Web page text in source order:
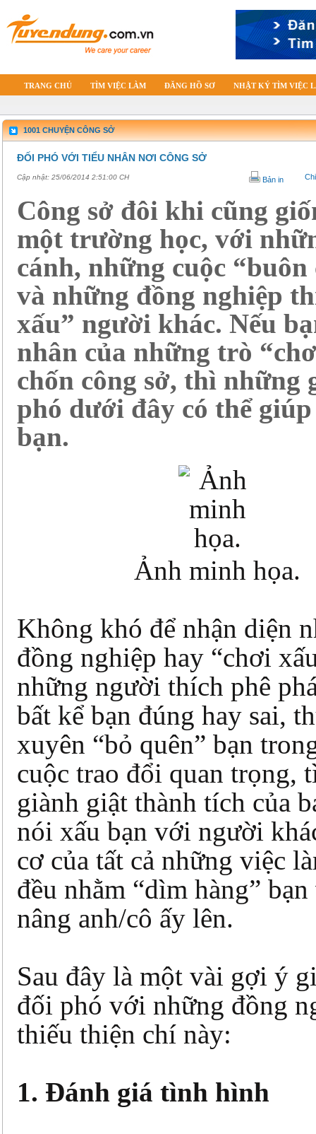
TRANG CHỦ TÌM VIỆC LÀM ĐĂNG HỒ SƠ NHẬT KÝ TÌM VIỆC
1001 CHUYỆN CÔNG SỞ
ĐỐI PHÓ VỚI TIỂU NHÂN NƠI CÔNG SỞ
Cập nhật: 25/06/2014 2:51:00 CH Bản in
Công sở đôi khi cũng
một trường học, với
cánh, những cuộc “buôn
và những đồng nghiệp
xấu” người khác. Nếu
nhân của những trò
chốn công sở, thì những
phó dưới đây có thể
bạn.
Ảnh minh họa.
Không khó để nhận diện
đồng nghiệp hay “chơi
những người thích phê
bất kể bạn đúng hay sai,
xuyên “bỏ quên” bạn
cuộc trao đổi quan trọng,
giành giật thành tích của
nói xấu bạn với người
cơ của tất cả những việc
đều nhằm “dìm hàng” bạn
nâng anh/cô ấy lên.
Sau đây là một vài gợi ý
đối phó với những đồng
thiếu thiện chí này:
1. Đánh giá tình hình